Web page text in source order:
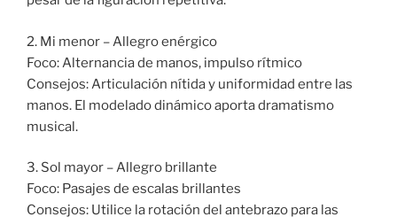
2. Mi menor – Allegro enérgico
Foco: Alternancia de manos, impulso rítmico
Consejos: Articulación nítida y uniformidad entre las
manos. El modelado dinámico aporta dramatismo
musical.
3. Sol mayor – Allegro brillante
Foco: Pasajes de escalas brillantes
Consejos: Utilice la rotación del antebrazo para las